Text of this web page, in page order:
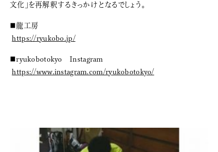
文化」を再解釈するきっかけとなるでしょう。
■龍工房
https://ryukobo.jp/
■ryukobotokyo Instagram
https://www.instagram.com/ryukobotokyo/